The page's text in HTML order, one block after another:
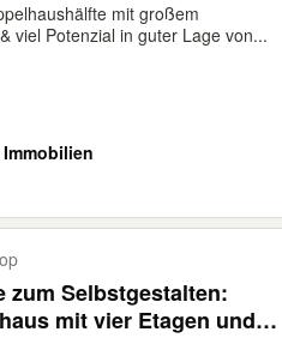
mit großem
viel Potenzial in guter Lage von...
zum Selbstgestalten:
mit vier Etagen und